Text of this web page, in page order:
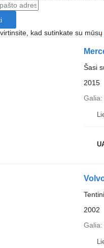
kad sutinkate su mūsų
Šasi
2015
Galia
2002
Galia